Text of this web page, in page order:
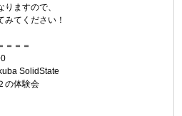
ますので、
みてください！
＝＝＝
SolidState
の体験会